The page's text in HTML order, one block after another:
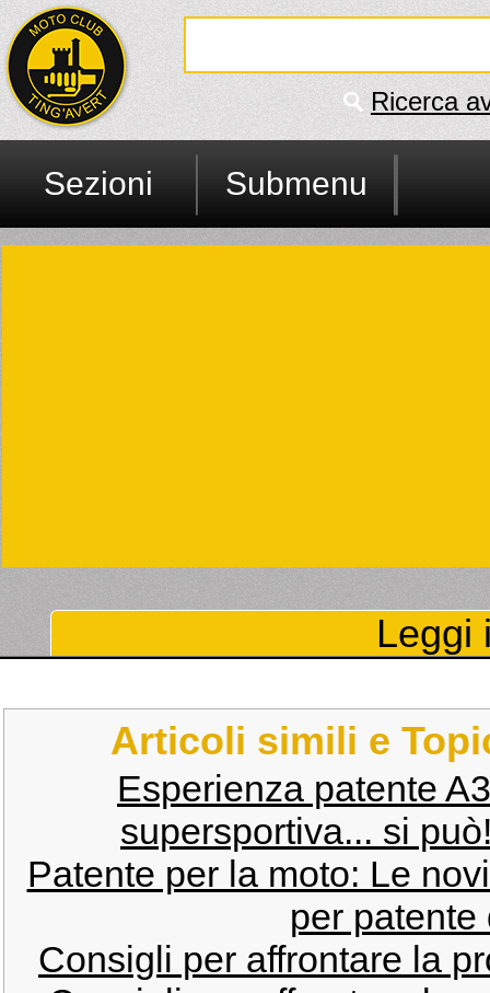
Ricerca
Sezioni Submenu
Leggi
Articoli simili e
Esperienza patente
supersportiva... si
Patente per la moto: Le
per patente
Consigli per affrontare la